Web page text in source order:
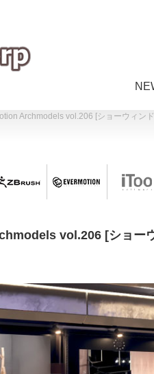
Archmodels vol.206 [ショーウィン
vol.206 [ショー